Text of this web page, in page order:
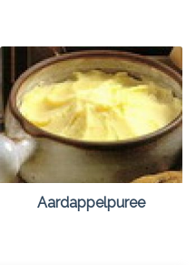
Aardappelpuree